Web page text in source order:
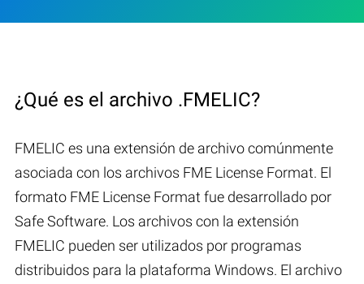
¿Qué es el archivo .FMELIC?
FMELIC es una extensión de archivo comúnmente
asociada con los archivos FME License Format. El
formato FME License Format fue desarrollado por
Safe Software. Los archivos con la extensión
FMELIC pueden ser utilizados por programas
distribuidos para la plataforma Windows. El archivo